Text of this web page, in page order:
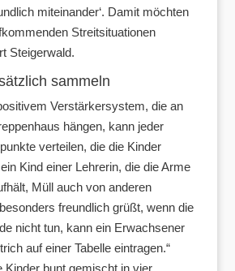
miteinander‘. Damit möchten
Streitsituationen
Steigerwald.
sammeln
Verstärkersystem, die an
hängen, kann jeder
verteilen, die die Kinder
Kind einer Lehrerin, die die Arme
Müll auch von anderen
freundlich grüßt, wenn die
nicht tun, kann ein Erwachsener
auf einer Tabelle eintragen.“